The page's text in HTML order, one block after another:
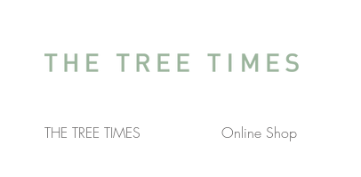
THE TREE TIMES Online Shop